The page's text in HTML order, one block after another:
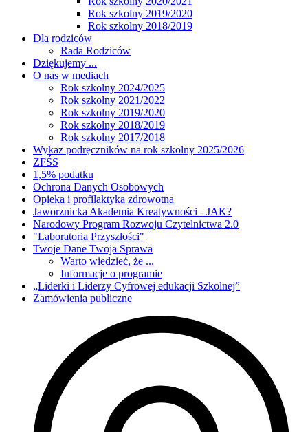
Rok szkolny 2019/2020
Rok szkolny 2018/2019
Dla rodziców
Rada Rodziców
Dziękujemy ...
O nas w mediach
Rok szkolny 2024/2025
Rok szkolny 2021/2022
Rok szkolny 2019/2020
Rok szkolny 2018/2019
Rok szkolny 2017/2018
Wykaz podręczników na rok szkolny 2025/2026
ZFŚS
1,5% podatku
Ochrona Danych Osobowych
Opieka i profilaktyka zdrowotna
Jaworznicka Akademia Kreatywności - JAK?
Narodowy Program Rozwoju Czytelnictwa 2.0
"Laboratoria Przyszłości"
Twoje Dane Twoja Sprawa
Warto wiedzieć, że ...
Informacje o programie
„Liderki i Liderzy Cyfrowej edukacji Szkolnej”
Zamówienia publiczne